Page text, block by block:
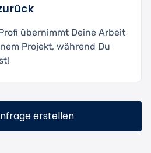
übernimmt Deine Arbeit
Projekt, während Du
erstellen